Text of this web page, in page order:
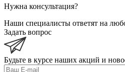
Нужна консультация?
Наши специалисты ответят на
Задать вопрос
Будьте в курсе наших акций и